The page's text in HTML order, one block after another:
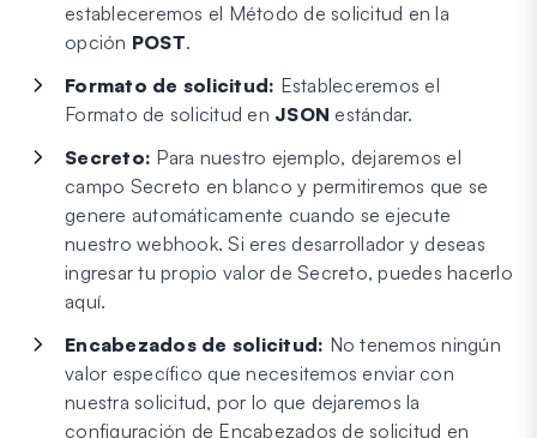
estableceremos el Método de solicitud en la
opción POST.
Formato de solicitud: Estableceremos el
Formato de solicitud en JSON estándar.
Secreto: Para nuestro ejemplo, dejaremos el
campo Secreto en blanco y permitiremos que se
genere automáticamente cuando se ejecute
nuestro webhook. Si eres desarrollador y deseas
ingresar tu propio valor de Secreto, puedes hacerlo
aquí.
Encabezados de solicitud: No tenemos ningún
valor específico que necesitemos enviar con
nuestra solicitud, por lo que dejaremos la
configuración de Encabezados de solicitud en